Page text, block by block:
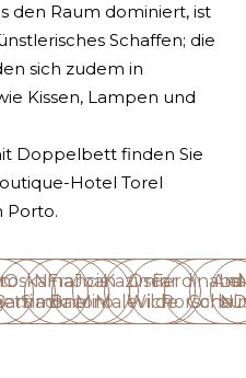
den Raum dominiert, ist
Schaffen; die
sich zudem in
Kissen, Lampen und
Doppelbett finden Sie
Hotel Torel
Porto.
OskarNina
Simone
Francis
Bacon
Joan
Miró
Kazimir
Malevich
Oscar
Wilde
Ferdinand
Porsche
Le